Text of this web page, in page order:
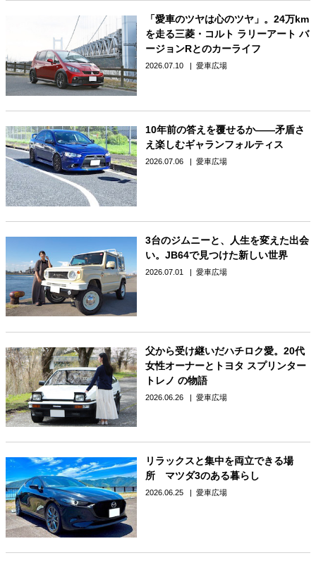
「愛車のツヤは心のツヤ」。24万km
を走る三菱・コルト ラリーアート バ
ージョンRとのカーライフ
2026.07.10 愛車広場
10年前の答えを覆せるか――矛盾さ
え楽しむギャランフォルティス
2026.07.06 愛車広場
3台のジムニーと、人生を変えた出会
い。JB64で見つけた新しい世界
2026.07.01 愛車広場
父から受け継いだハチロク愛。20代
女性オーナーとトヨタ スプリンター
トレノ の物語
2026.06.26 愛車広場
リラックスと集中を両立できる場
所 マツダ3のある暮らし
2026.06.25 愛車広場